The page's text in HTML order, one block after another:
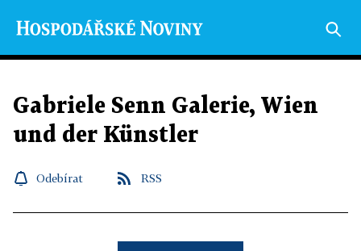
Gabriele Senn Galerie, Wien
und der Künstler
Odebírat RSS